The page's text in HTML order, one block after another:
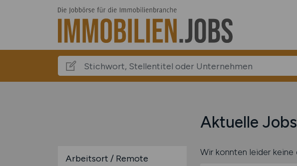
Aktuelle Jobs
Arbeitsort / Remote
Wir konnten leider